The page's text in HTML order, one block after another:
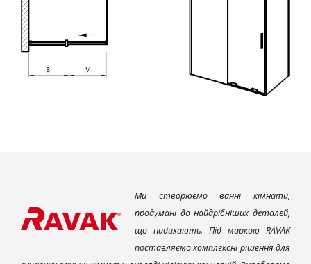
Ми створюємо ванні кімнати,
продумані до найдрібніших деталей,
що надихають. Під маркою RAVAK
поставляємо комплексні рішення для